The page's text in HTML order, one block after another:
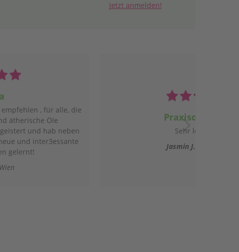
Jetzt anmelden!
Praxisorientiert
Sehr lehrreich!
Jasmin J. Graz, 8020
Bei dem
TEM, altes
Mythologie.
Sicherheit